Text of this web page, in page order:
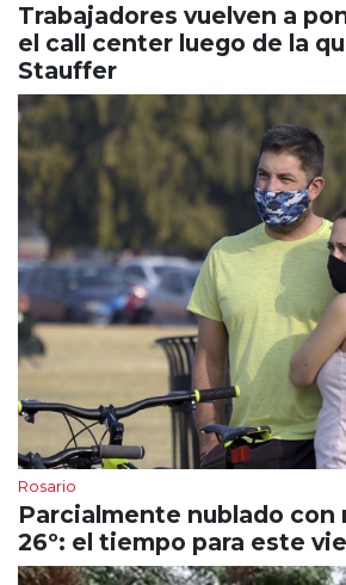
Trabajadores vuelven a
el call center luego de la
Stauffer
Rosario
Parcialmente nublado con
26º: el tiempo para este